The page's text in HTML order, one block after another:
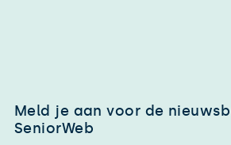
Meld je aan voor de
SeniorWeb